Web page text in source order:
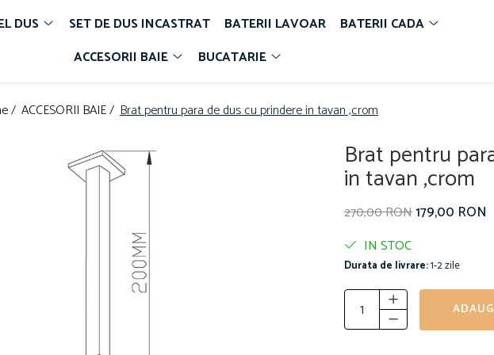
DUS SET DE DUS INCASTRAT BATERII LAVOAR
BATERII CADA
ACCESORII BAIE
BUCATARIE
/ ACCESORII BAIE / Brat pentru para de dus cu prindere in tavan ,crom
Brat pentru
in tavan ,crom
270,00 RON179,00 RON
IN STOC
Durata de livrare:1-2 zile